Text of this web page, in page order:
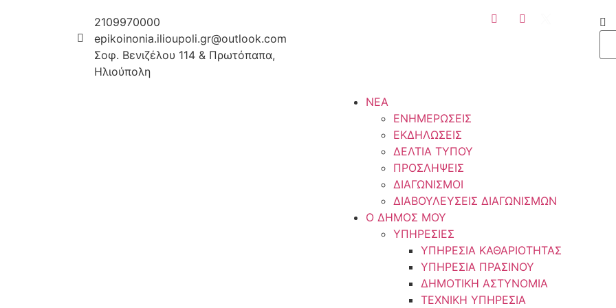
2109970000
epikoinonia.ilioupoli.gr@outlook.com
Σοφ. Βενιζέλου 114 & Πρωτόπαπα,
Ηλιούπολη
ΝΕΑ
ΕΝΗΜΕΡΩΣΕΙΣ
ΕΚΔΗΛΩΣΕΙΣ
ΔΕΛΤΙΑ ΤΥΠΟΥ
ΠΡΟΣΛΗΨΕΙΣ
ΔΙΑΓΩΝΙΣΜΟΙ
ΔΙΑΒΟΥΛΕΥΣΕΙΣ ΔΙΑΓΩΝΙΣΜΩΝ
Ο ΔΗΜΟΣ ΜΟΥ
ΥΠΗΡΕΣΙΕΣ
ΥΠΗΡΕΣΙΑ ΚΑΘΑΡΙΟΤΗΤΑΣ
ΥΠΗΡΕΣΙΑ ΠΡΑΣΙΝΟΥ
ΔΗΜΟΤΙΚΗ ΑΣΤΥΝΟΜΙΑ
ΤΕΧΝΙΚΗ ΥΠΗΡΕΣΙΑ